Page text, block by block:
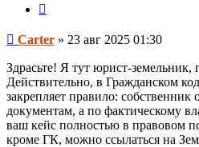
Сообщение
Carter » 23 авг 2025 01:30
Здрасьте! Я тут юрист-земельник,
Действительно, в Гражданском
закрепляет правило: собственник
документам, а по фактическому
ваш кейс полностью в правовом
кроме ГК, можно ссылаться на